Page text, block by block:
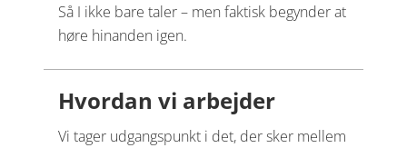
Så I ikke bare taler – men faktisk begynder at
høre hinanden igen.
Hvordan vi arbejder
Vi tager udgangspunkt i det, der sker mellem